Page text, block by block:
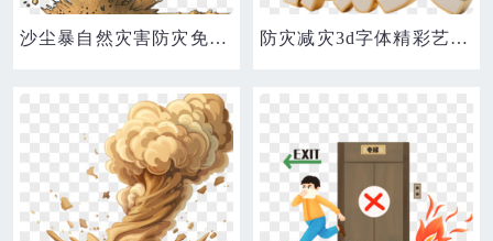
沙尘暴自然灾害防灾免抠元素 防灾减灾3d字体精彩艺术字免抠元素